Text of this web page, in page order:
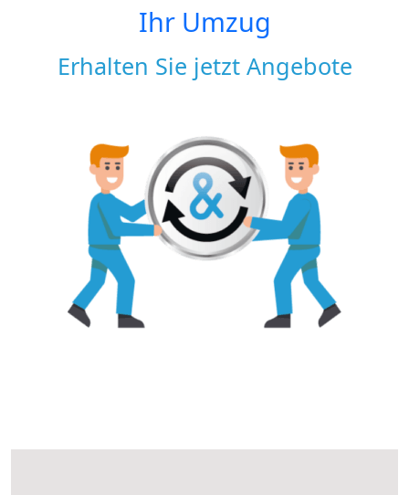
Ihr Umzug
Erhalten Sie jetzt Angebote